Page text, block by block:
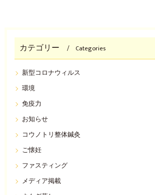
カテゴリー Categories
新型コロナウィルス
環境
免疫力
お知らせ
コウノトリ整体鍼灸
ご懐妊
ファスティング
メディア掲載